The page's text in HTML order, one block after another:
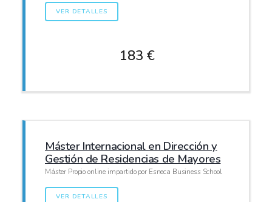
VER DETALLES
183 €
Máster Internacional en Dirección y
Gestión de Residencias de Mayores
Máster Propio online impartido por Esneca Business School
VER DETALLES